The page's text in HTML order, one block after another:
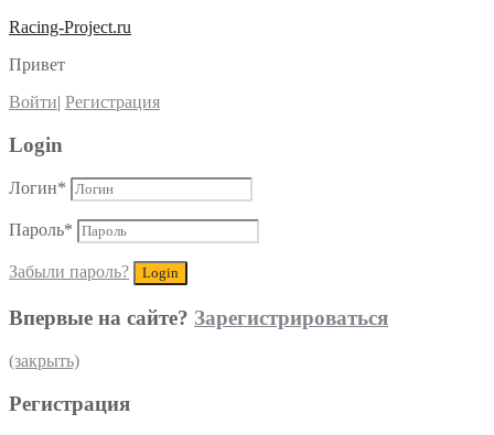
Racing-Project.ru
Привет
Войти| Регистрация
Login
Логин*
Пароль*
Забыли пароль?
Впервые на сайте? Зарегистрироваться
(закрыть)
Регистрация